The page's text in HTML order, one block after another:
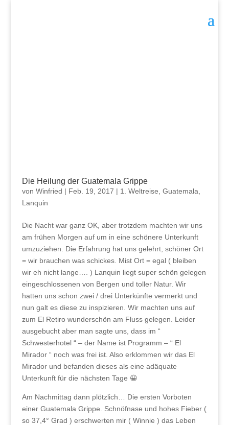
Die Heilung der Guatemala Grippe
von Winfried | Feb. 19, 2017 | 1. Weltreise Guatemala
Lanquin
Die Nacht war ganz OK, aber trotzdem machten wir uns
am frühen Morgen auf um in eine schönere Unterkunft
umzuziehen. Die Erfahrung hat uns gelehrt, schöner Ort
= wir brauchen was schickes. Mist Ort = egal ( bleiben
wir eh nicht lange…. ) Lanquin liegt super schön gelegen
eingeschlossenen von Bergen und toller Natur. Wir
hatten uns schon zwei / drei Unterkünfte vermerkt und
nun galt es diese zu inspizieren. Wir machten uns auf
zum El Retiro wunderschön am Fluss gelegen. Leider
ausgebucht aber man sagte uns, dass im “
Schwesterhotel “ – der Name ist Programm – “ El
Mirador “ noch was frei ist. Also erklommen wir das El
Mirador und befanden dieses als eine adäquate
Unterkunft für die nächsten Tage 😀
Am Nachmittag dann plötzlich… Die ersten Vorboten
einer Guatemala Grippe. Schnöfnase und hohes Fieber (
so 37,4° Grad ) erschwerten mir ( Winnie ) das Leben